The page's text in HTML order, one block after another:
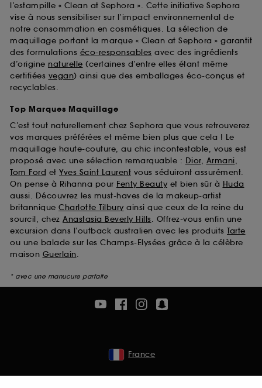
l’estampille « Clean at Sephora ». Cette initiative Sephora
vise à nous sensibiliser sur l’impact environnemental de
notre consommation en cosmétiques. La sélection de
maquillage portant la marque « Clean at Sephora » garantit
des formulations éco-responsables avec des ingrédients
d’origine naturelle (certaines d’entre elles étant même
certifiées vegan) ainsi que des emballages éco-conçus et
recyclables.
Top Marques Maquillage
C’est tout naturellement chez Sephora que vous retrouverez
vos marques préférées et même bien plus que cela ! Le
maquillage haute-couture, au chic incontestable, vous est
proposé avec une sélection remarquable : Dior, Armani,
Tom Ford et Yves Saint Laurent vous séduiront assurément.
On pense à Rihanna pour Fenty Beauty et bien sûr à Huda
aussi. Découvrez les must-haves de la makeup-artist
britannique Charlotte Tilbury ainsi que ceux de la reine du
sourcil, chez Anastasia Beverly Hills. Offrez-vous enfin une
excursion dans l’outback australien avec les produits Tarte
ou une balade sur les Champs-Elysées grâce à la célèbre
maison Guerlain.
* avec une manucure parfaite
France